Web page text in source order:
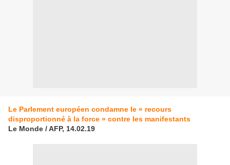
Le Parlement européen condamne le « recours
disproportionné à la force » contre les manifestants
Le Monde / AFP, 14.02.19